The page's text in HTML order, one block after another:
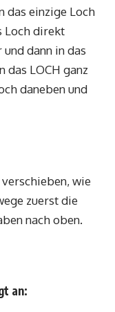
das einzige Loch
Loch direkt
dann in das
das LOCH ganz
daneben und
wie
zuerst die
nach oben.
an: